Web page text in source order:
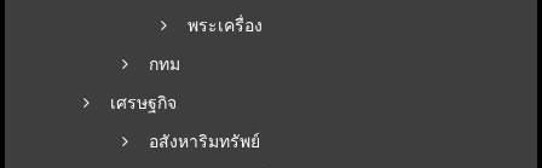
พระเครื่อง
กทม
เศรษฐกิจ
อสังหาริมทรัพย์